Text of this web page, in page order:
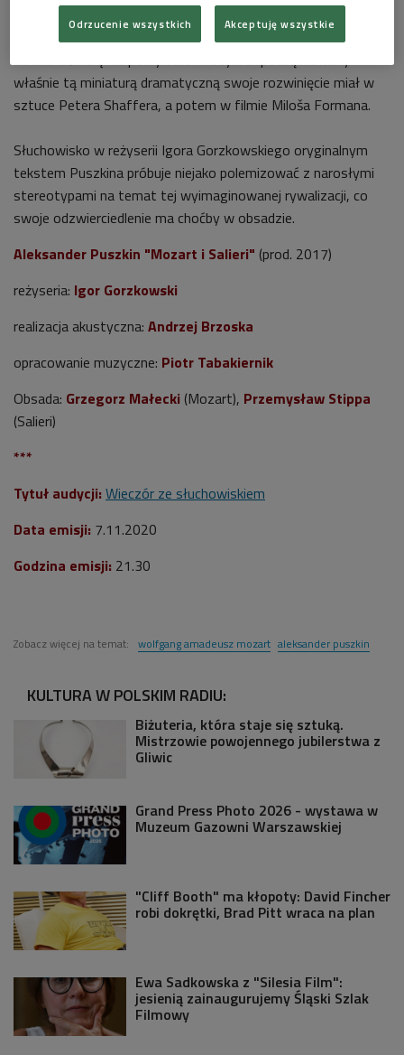
nie współzawodniczyli, ponieważ pole ich muzycznej
działalności się nie pokrywało. Motyw zapoczątkowany
właśnie tą miniaturą dramatyczną swoje rozwinięcie miał w
sztuce Petera Shaffera, a potem w filmie Miloša Formana.
Słuchowisko w reżyserii Igora Gorzkowskiego oryginalnym
tekstem Puszkina próbuje niejako polemizować z narosłymi
stereotypami na temat tej wyimaginowanej rywalizacji, co
swoje odzwierciedlenie ma choćby w obsadzie.
Aleksander Puszkin "Mozart i Salieri" (prod. 2017)
reżyseria: Igor Gorzkowski
realizacja akustyczna: Andrzej Brzoska
opracowanie muzyczne: Piotr Tabakiernik
Obsada: Grzegorz Małecki (Mozart), Przemysław Stippa
(Salieri)
***
Tytuł audycji: Wieczór ze słuchowiskiem
Data emisji: 7.11.2020
Godzina emisji: 21.30
Zobacz więcej na temat: wolfgang amadeusz mozart aleksander puszkin
KULTURA W POLSKIM RADIU:
Biżuteria, która staje się sztuką.
Mistrzowie powojennego jubilerstwa z
Gliwic
Grand Press Photo 2026 - wystawa w
Muzeum Gazowni Warszawskiej
"Cliff Booth" ma kłopoty: David Fincher
robi dokrętki, Brad Pitt wraca na plan
Ewa Sadkowska z "Silesia Film":
jesienią zainaugurujemy Śląski Szlak
Filmowy
Odrzucenie wszystkich Akceptuję wszystkie